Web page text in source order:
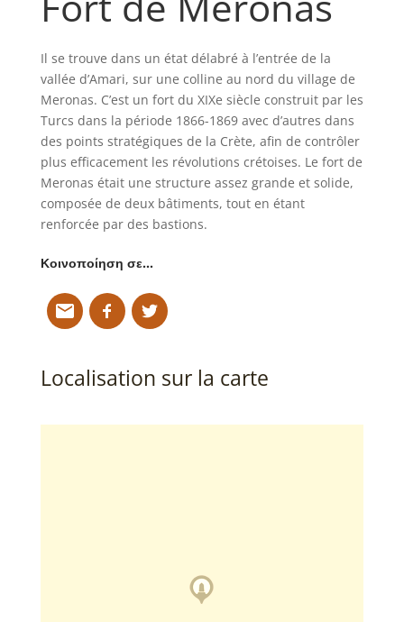
Il se trouve dans un état délabré à l’entrée de la
vallée d’Amari, sur une colline au nord du village de
Meronas. C’est un fort du XIXe siècle construit par les
Turcs dans la période 1866-1869 avec d’autres dans
des points stratégiques de la Crète, afin de contrôler
plus efficacement les révolutions crétoises. Le fort de
Meronas était une structure assez grande et solide,
composée de deux bâtiments, tout en étant
renforcée par des bastions.
Κοινοποίηση σε…
Localisation sur la carte